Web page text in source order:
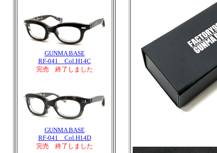
GUNMA BASE
RF-041 Col.H14C
完売 終了しました
GUNMA BASE
RF-041 Col.H14D
完売 終了しました